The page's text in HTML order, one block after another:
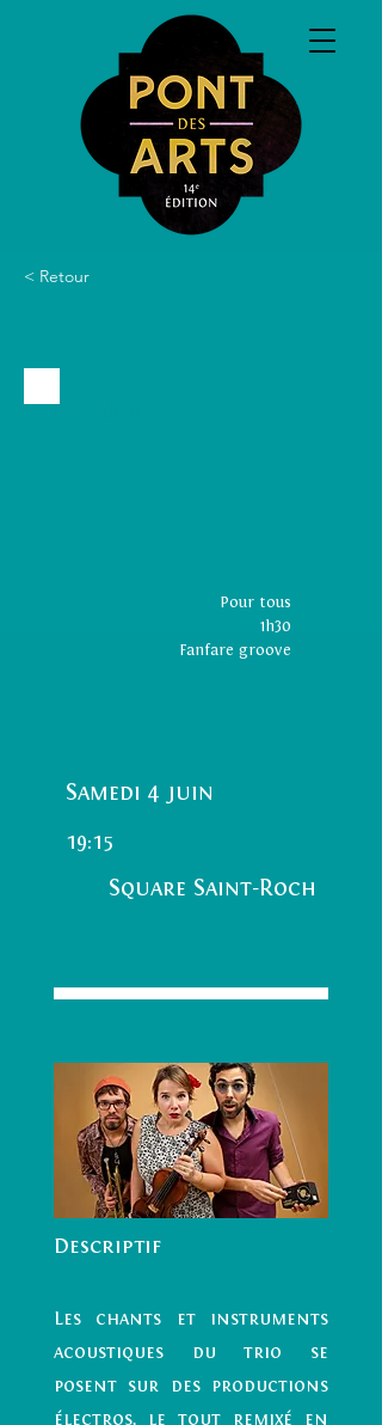
< Retour
Précédent
Pour tous
1h30
Fanfare groove
Samedi 4 juin
19:15
Square Saint-Roch
Descriptif
Les chants et instruments
acoustiques du trio se
posent sur des productions
électros, le tout remixé en